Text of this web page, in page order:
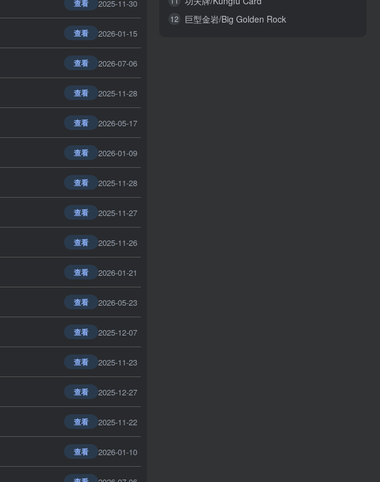
查看 2025-11-30
查看 2026-01-15
查看 2026-07-06
查看 2025-11-28
查看 2026-05-17
查看 2026-01-09
查看 2025-11-28
查看 2025-11-27
查看 2025-11-26
查看 2026-01-21
查看 2026-05-23
查看 2025-12-07
查看 2025-11-23
查看 2025-12-27
查看 2025-11-22
查看 2026-01-10
12 巨型金岩/Big Golden Rock